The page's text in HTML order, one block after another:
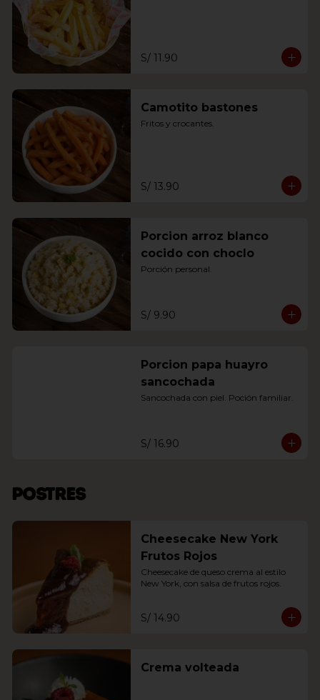
S/ 11.90
Camotito bastones
Fritos y crocantes.
S/ 13.90
Porcion arroz blanco
cocido con choclo
Porción personal.
S/ 9.90
Porcion papa huayro
sancochada
Sancochada con piel. Poción familiar.
S/ 16.90
Postres
Cheesecake New York
Frutos Rojos
Cheesecake de queso crema al estilo
New York, con salsa de frutos rojos.
S/ 14.90
Crema volteada